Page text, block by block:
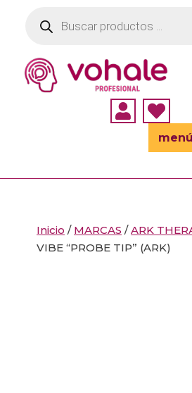
productos
 
menú
Inicio / MARCAS /ARK
VIBE “PROBE TIP” (ARK)